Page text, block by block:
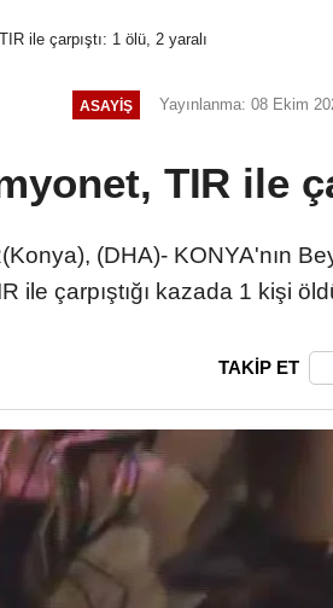
ile çarpıştı: 1 ölü, 2 yaralı
ASAYIŞ Yayınlanma: 08 Ekim
TIR ile
(DHA)- KONYA'nın
ile çarpıştığı kazada 1 kişi
TAKİP ET